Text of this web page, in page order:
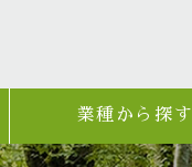
業種から探す